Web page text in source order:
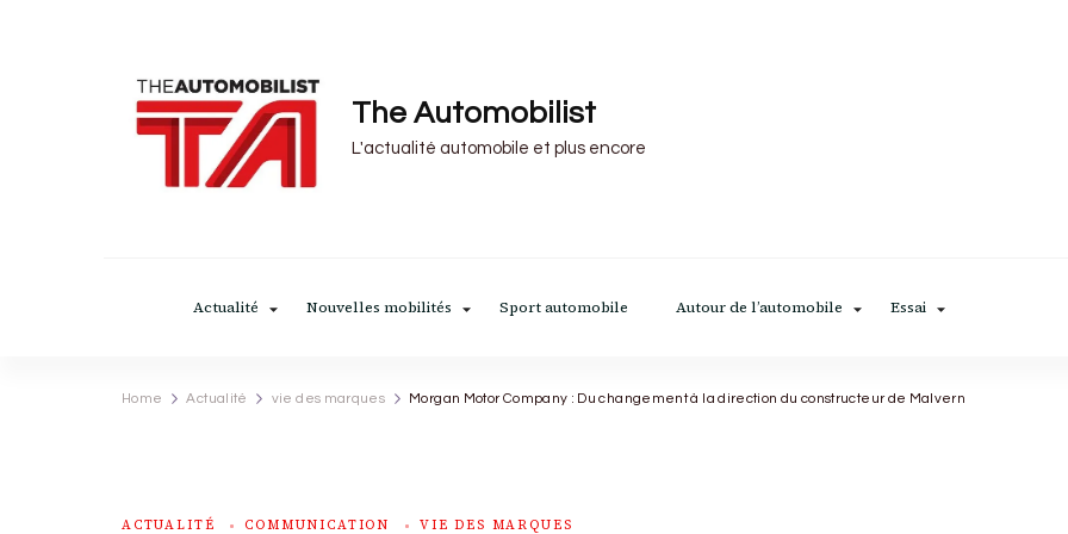
The Automobilist
L'actualité automobile et plus encore
Actualité Nouvelles mobilités Sport automobile Autour de l’automobile Essai
Home Actualité vie des marques Morgan Motor Company : Du changement à la direction du constructeur de Malvern
ACTUALITÉ COMMUNICATION VIE DES MARQUES